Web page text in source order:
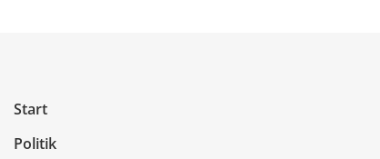
Start
Politik